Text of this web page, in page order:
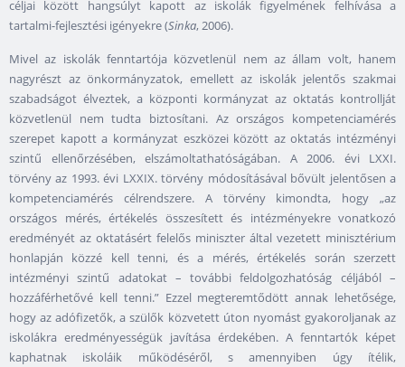
céljai között hangsúlyt kapott az iskolák figyelmének felhívása a
tartalmi-fejlesztési igényekre (Sinka, 2006).
Mivel az iskolák fenntartója közvetlenül nem az állam volt, hanem
nagyrészt az önkormányzatok, emellett az iskolák jelentős szakmai
szabadságot élveztek, a központi kormányzat az oktatás kontrollját
közvetlenül nem tudta biztosítani. Az országos kompetenciamérés
szerepet kapott a kormányzat eszközei között az oktatás intézményi
szintű ellenőrzésében, elszámoltathatóságában. A 2006. évi LXXI.
törvény az 1993. évi LXXIX. törvény módosításával bővült jelentősen a
kompetenciamérés célrendszere. A törvény kimondta, hogy „az
országos mérés, értékelés összesített és intézményekre vonatkozó
eredményét az oktatásért felelős miniszter által vezetett minisztérium
honlapján közzé kell tenni, és a mérés, értékelés során szerzett
intézményi szintű adatokat – további feldolgozhatóság céljából –
hozzáférhetővé kell tenni.” Ezzel megteremtődött annak lehetősége,
hogy az adófizetők, a szülők közvetett úton nyomást gyakoroljanak az
iskolákra eredményességük javítása érdekében. A fenntartók képet
kaphatnak iskoláik működéséről, s amennyiben úgy ítélik,